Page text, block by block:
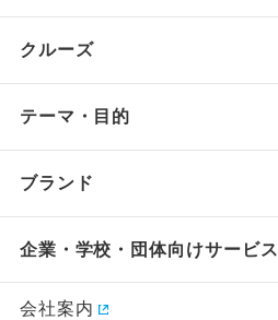
クルーズ
テーマ・目的
ブランド
企業・学校・団体向けサービス
会社案内